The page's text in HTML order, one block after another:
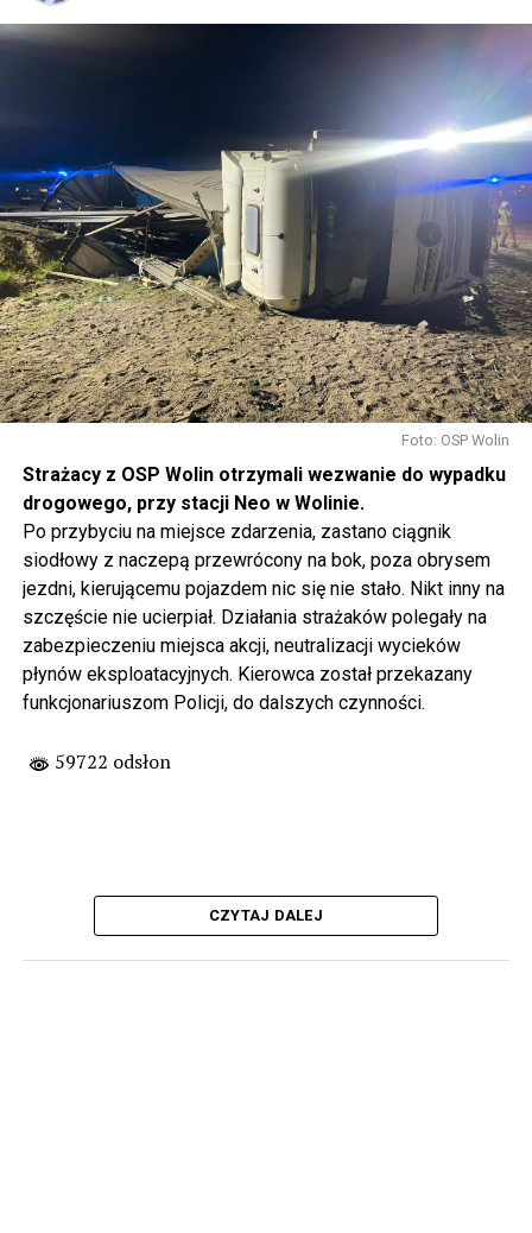
Foto: OSP Wolin
Strażacy z OSP Wolin otrzymali wezwanie do wypadku
drogowego, przy stacji Neo w Wolinie.
Po przybyciu na miejsce zdarzenia, zastano ciągnik
siodłowy z naczepą przewrócony na bok, poza obrysem
jezdni, kierującemu pojazdem nic się nie stało. Nikt inny na
szczęście nie ucierpiał. Działania strażaków polegały na
zabezpieczeniu miejsca akcji, neutralizacji wycieków
płynów eksploatacyjnych. Kierowca został przekazany
funkcjonariuszom Policji, do dalszych czynności.
59722 odsłon
CZYTAJ DALEJ